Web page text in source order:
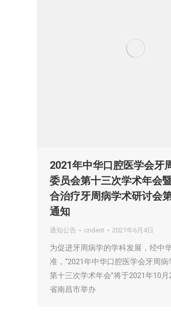
2021年中华口腔医学会牙
委员会第十三次学术年会
合治疗牙周病学术研讨会
通知
通知公告 cndent 2021年6月4日
为促进牙周病学的学科发展，经中
准，“2021年中华口腔医学会牙周
第十三次学术年会”将于2021年10
省南昌市举办